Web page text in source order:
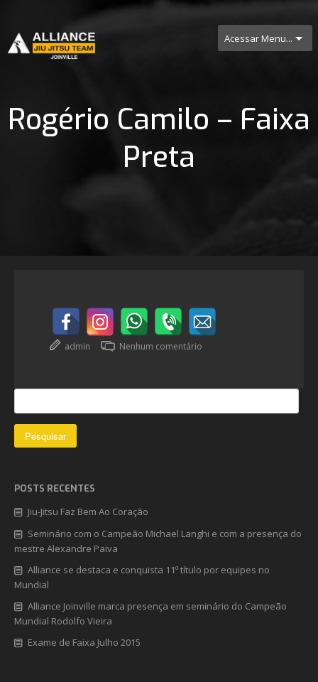
Acessar Menu...
Rogério Camilo – Faixa
Preta
admin Nenhum comentário
POSTS RECENTES
Jiu-Jitsu Faz Bem Ao Coração
Seminário com o Campeão Michael Langhi e com a presença do
mestre Alexandre Paiva
Alliance se destaca e conquista 11º título por equipes no
Mundial
Alliance Joinville marca presença em seminário do Campeão
Mundial Rodolfo Vieira
Exame de Faixa Julho 2015